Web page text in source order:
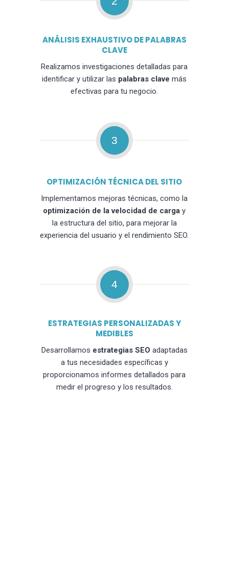
ANÁLISIS EXHAUSTIVO DE PALABRAS
CLAVE
Realizamos investigaciones detalladas para
identificar y utilizar las palabras clave más
efectivas para tu negocio.
3
OPTIMIZACIÓN TÉCNICA DEL SITIO
Implementamos mejoras técnicas, como la
optimización de la velocidad de carga y
la estructura del sitio, para mejorar la
experiencia del usuario y el rendimiento SEO.
4
ESTRATEGIAS PERSONALIZADAS Y
MEDIBLES
Desarrollamos estrategias SEO adaptadas
a tus necesidades específicas y
proporcionamos informes detallados para
medir el progreso y los resultados.